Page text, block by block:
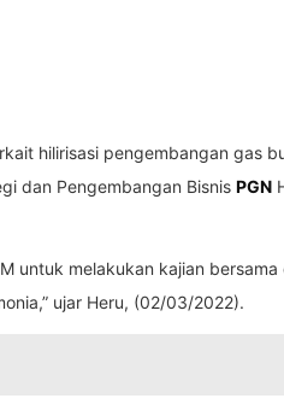
hilirisasi pengembangan gas
dan Pengembangan Bisnis PGN
untuk melakukan kajian
ujar Heru, (02/03/2022).